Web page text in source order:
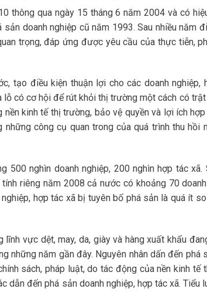
thông qua ngày 15 tháng 6 năm 2004 và có
doanh nghiệp cũ năm 1993. Sau nhiều năm
trọng, đáp ứng được yêu cầu của thực tiễn,
tạo điều kiện thuận lợi cho các doanh nghiệp,
lỗ có cơ hội để rút khỏi thị trường một cách có
kinh tế thị trường, bảo vệ quyền và lợi ích
công cụ quan trong của quá trình thu hồi
500 nghìn doanh nghiệp, 200 nghìn hợp tác xã.
riêng năm 2008 cả nước có khoảng 70
hợp tác xã bị tuyên bố phá sản là quá ít
vực dệt, may, da, giày và hàng xuất khẩu
những năm gần đây. Nguyên nhân dấn đến phá
sách, pháp luật, do tác động của nền kinh tế
dẫn đến phá sản doanh nghiệp, hợp tác xã. Tiểu